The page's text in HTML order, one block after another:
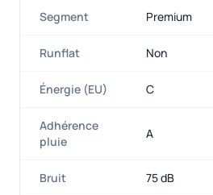
Segment Premium
Runflat Non
Énergie (EU) C
Adhérence
pluie
A
Bruit 75 dB